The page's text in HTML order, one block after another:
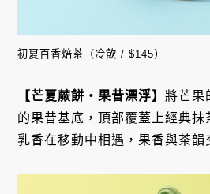
初夏百香焙茶（冷飲 / $145）
【芒夏蕨餅・果昔漂浮】將芒果
的果昔基底，頂部覆蓋上經典抹
乳香在移動中相遇，果香與茶韻